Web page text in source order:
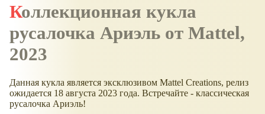
Коллекционная кукла
русалочка Ариэль от Mattel,
2023
Данная кукла является эксклюзивом Mattel Creations, релиз
ожидается 18 августа 2023 года. Встречайте - классическая
русалочка Ариэль!